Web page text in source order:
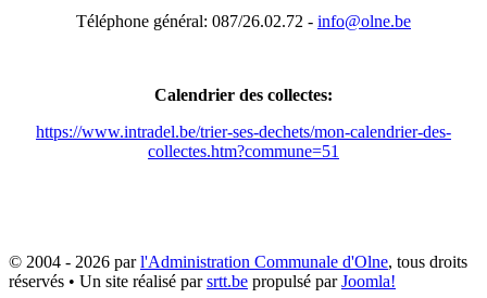
Téléphone général: 087/26.02.72 - info@olne.be
Calendrier des collectes:
https://www.intradel.be/trier-ses-dechets/mon-calendrier-des-
collectes.htm?commune=51
© 2004 - 2026 parl'Administration Communale d'Olne, tous droits
réservés • Un site réalisé parsrtt.be propulsé parJoomla!